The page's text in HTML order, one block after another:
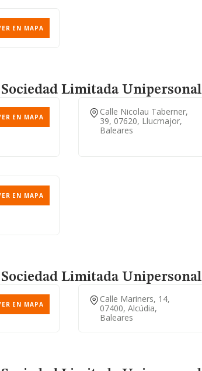
EN MAPA
Limitada Unipersonal
EN MAPA
Calle Nicolau Taberner,
39, 07620, Llucmajor,
Baleares
EN MAPA
Limitada Unipersonal
EN MAPA
Calle Mariners, 14,
07400, Alcúdia,
Baleares